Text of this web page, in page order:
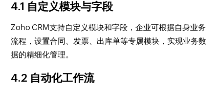
4.1 自定义模块与字段
Zoho CRM支持自定义模块和字段，企业可根据自身业务
流程，设置合同、发票、出库单等专属模块，实现业务数
据的精细化管理。
4.2 自动化工作流